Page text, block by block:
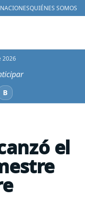
QUIÉNES SOMOS
2026
BBluesky
el